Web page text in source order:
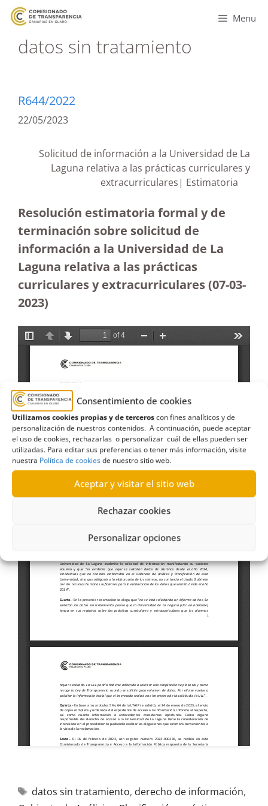
Consentimiento de cookies
Utilizamos cookies propias y de terceroscon fines analíticos y de
personalización de nuestros contenidos. A continuación, puede aceptar
el uso de cookies, rechazarlas o personalizar cuál de ellas pueden ser
utilizadas. Para editar sus preferencias o tener más información, visite
nuestra Política de cookiesde nuestro sitio web.
Aceptar y visitar el sitio web
Rechazar cookies
Personalizar opciones
Menu
datos sin tratamiento
R644/2022
22/05/2023
Solicitud de información a la Universidad de La
Laguna relativa a las prácticas curriculares y
extracurriculares| Estimatoria
Resolución estimatoria formal y de
terminación sobre solicitud de
información a la Universidad de La
Laguna relativa a las prácticas
curriculares y extracurriculares (07-03-
2023)
datos sin tratamiento, derecho de información,